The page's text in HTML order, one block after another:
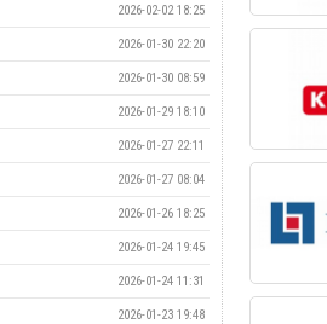
2026-02-02 18:25
2026-01-30 22:20
2026-01-30 08:59
2026-01-29 18:10
2026-01-27 22:11
2026-01-27 08:04
2026-01-26 18:25
2026-01-24 19:45
2026-01-24 11:31
2026-01-23 19:48